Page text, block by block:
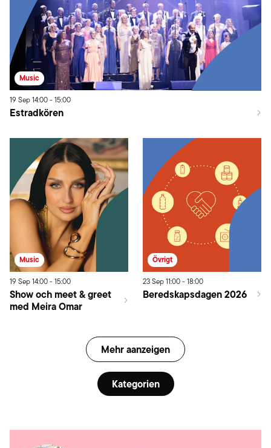
bjuder Nordstan upp till bugg och foxtrot och på scen
står de stora namnen inom dansbandsvärlden. Fullt
med folk och dansglädje är bara förnamnet!
Music
19 Sep14:00-15:00
Estradkören
Music
19 Sep14:00-15:00
Show och meet & greet
med Meira Omar
Övrigt
23Sep11:00-18:00
Beredskapsdagen 2026
Mehr aanzeigen
Kategorien